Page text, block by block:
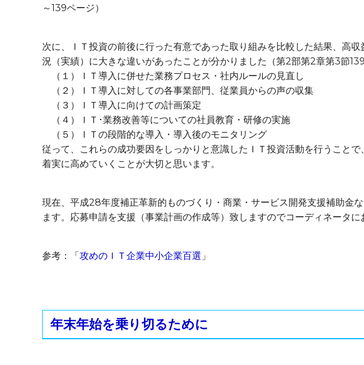
～139ページ）
次に、ＩＴ投資の前後に行った有意であった取り組みを比較した結果、高
況（実績）に大きな違いがあったことが分かりました（第2部第2章第3節139
（１）ＩＴ導入に併せた業務プロセス・社内ルールの見直し
（２）ＩＴ導入に対しての各事業部門、従業員からの声の収集
（３）ＩＴ導入に向けての計画策定
（４）ＩＴ･業務改善等についての社員教育・研修の実施
（５）ＩＴの段階的な導入・導入後のモニタリング
従って、これらの成功要因をしっかりと意識したＩＴ投資活動を行うことで
着実に高めていくことが大切と思います。
現在、平成28年度補正革新的ものづくり・商業・サービス開発支援補助金
ます。応募申請を支援（事業計画の作成等）致しますのでコーディネータに
参考：「 攻めのＩＴ企業中小企業百選 」
年末年始を乗り切るために